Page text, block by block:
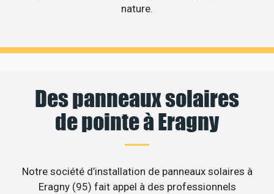
nature.
Des panneaux solaires
de pointe à Eragny
Notre société d’installation de panneaux solaires à
Eragny (95) fait appel à des professionnels